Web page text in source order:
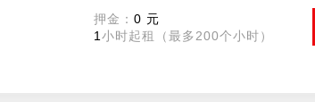
押金： 0 元
1 小时起租（最多200个小时）